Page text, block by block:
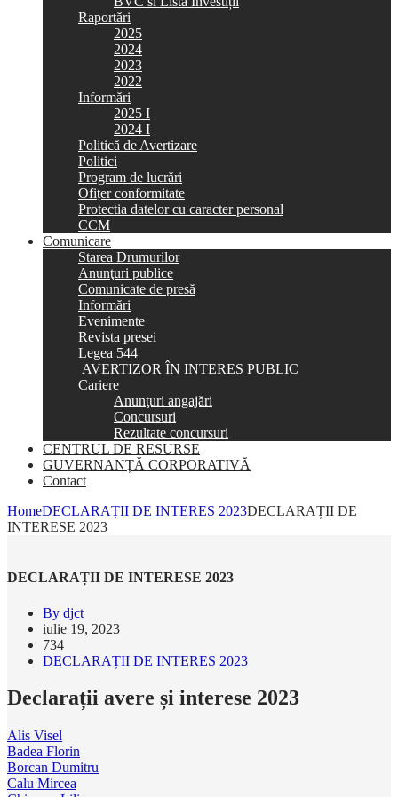
Raportări
2025
2024
2023
2022
Informări
2025 I
2024 I
Politică de Avertizare
Politici
Program de lucrări
Ofițer conformitate
Protectia datelor cu caracter personal
CCM
Comunicare
Starea Drumurilor
Anunţuri publice
Comunicate de presă
Informări
Evenimente
Revista presei
Legea 544
AVERTIZOR ÎN INTERES PUBLIC
Cariere
Anunţuri angajări
Concursuri
Rezultate concursuri
CENTRUL DE RESURSE
GUVERNANȚĂ CORPORATIVĂ
Contact
HomeDECLARAȚII DE INTERES 2023DECLARAȚII DE
INTERESE 2023
DECLARAȚII DE INTERESE 2023
By djct
iulie 19, 2023
734
DECLARAȚII DE INTERES 2023
Declarații avere și interese 2023
Alis Visel
Badea Florin
Borcan Dumitru
Calu Mircea